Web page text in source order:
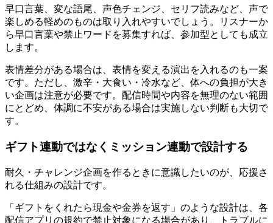
早口言葉、変な語尾、声色チェンジ、セリフ読みなど、声で
楽しめる軽めのものは取り入れやすいでしょう。リスナーか
ら早口言葉や禁止ワードを募集すれば、参加型としても成立
します。
表情差分がある場合は、表情を変える演出を入れるのも一案
です。ただし、激辛・大食い・冷水など、体への負担が大き
い企画は注意が必要です。配信時間や内容を無理のない範囲
にとどめ、体調に不安がある場合は実施しない判断も大切で
す。
ギフト連動ではなくミッション連動で設計する
耐久・チャレンジ企画を作るときに意識したいのが、応援さ
れる仕組みの設計です。
「ギフトをくれたら現金や金券を返す」のような設計は、各
配信アプリの規約で禁止対象になる場合があり、トラブルに